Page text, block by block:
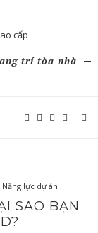
trí tòa nhà
Năng lực dự án
SAO BẠN